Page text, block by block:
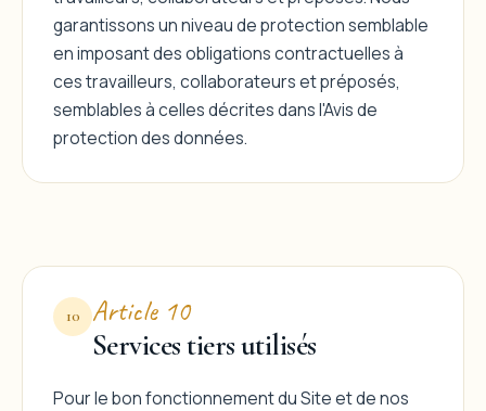
garantissons un niveau de protection semblable
en imposant des obligations contractuelles à
ces travailleurs, collaborateurs et préposés,
semblables à celles décrites dans l'Avis de
protection des données.
10
Article 10
Services tiers utilisés
Pour le bon fonctionnement du Site et de nos